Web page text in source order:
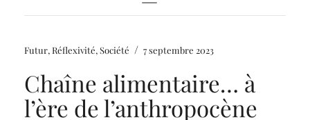
Navigation
Futur, Réflexivité, Société / 7 septembre 2023
Chaîne alimentaire… à
l’ère de l’anthropocène